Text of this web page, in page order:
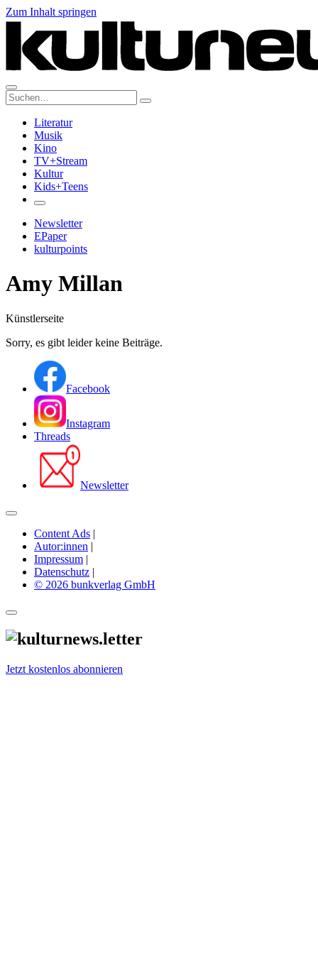
Zum Inhalt springen
Suche:
Literatur
Musik
Kino
TV+Stream
Kultur
Kids+Teens
Newsletter
EPaper
kulturpoints
Amy Millan
Künstlerseite
Sorry, es gibt leider keine Beiträge.
Facebook
Instagram
Threads
Newsletter
Content Ads |
Autor:innen |
Impressum |
Datenschutz |
© 2026 bunkverlag GmbH
Jetzt kostenlos abonnieren